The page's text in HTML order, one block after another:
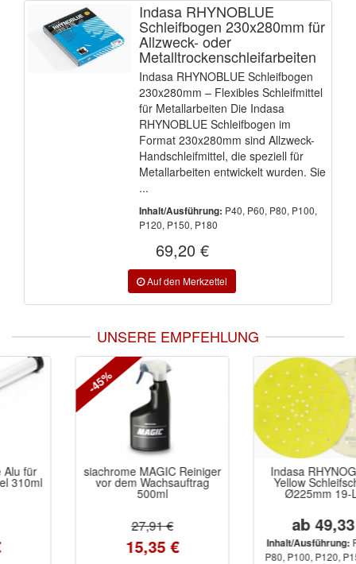
Indasa RHYNOBLUE
Schleifbogen 230x280mm für
Allzweck- oder
Metalltrockenschleifarbeiten
Indasa RHYNOBLUE Schleifbogen
230x280mm – Flexibles Schleifmittel
für Metallarbeiten Die Indasa
RHYNOBLUE Schleifbogen im
Format 230x280mm sind Allzweck-
Handschleifmittel, die speziell für
Metallarbeiten entwickelt wurden. Sie
...
Inhalt/Ausführung: P40, P60, P80, P100,
P120, P150, P180
69,20 €
UNSERE EMPFEHLUNG
siachrome MAGIC Reiniger
vor dem Wachsauftrag
-45%
Indasa RHYNOGRIP 'E'
Yellow Schleifscheiben
Ø225mm 19-Loch
ab 49,33 €
Inhalt/Ausführung:P40, P60,
P80, P100, P120, P150, P180,